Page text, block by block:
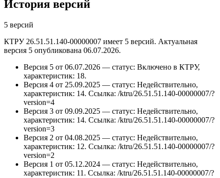
История версий
5 версий
КТРУ 26.51.51.140-00000007 имеет 5 версий. Актуальная
версия 5 опубликована 06.07.2026.
Версия 5 от 06.07.2026 — статус: Включено в КТРУ,
характеристик: 18.
Версия 4 от 25.09.2025 — статус: Недействительно,
характеристик: 14. Ссылка: /ktru/26.51.51.140-00000007/?
version=4
Версия 3 от 09.09.2025 — статус: Недействительно,
характеристик: 14. Ссылка: /ktru/26.51.51.140-00000007/?
version=3
Версия 2 от 04.08.2025 — статус: Недействительно,
характеристик: 12. Ссылка: /ktru/26.51.51.140-00000007/?
version=2
Версия 1 от 05.12.2024 — статус: Недействительно,
характеристик: 11. Ссылка: /ktru/26.51.51.140-00000007/?